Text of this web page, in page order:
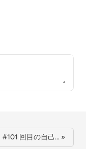
#101 回目の自己… »